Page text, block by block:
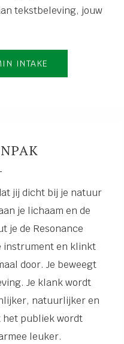
tekstbeleving, jouw
INTAKE
jij dicht bij je natuur
je lichaam en de
je de Resonance
instrument en klinkt
door. Je beweegt
Je klank wordt
natuurlijker en
het publiek wordt
leuker.